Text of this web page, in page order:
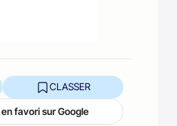
CLASSER
favori sur Google